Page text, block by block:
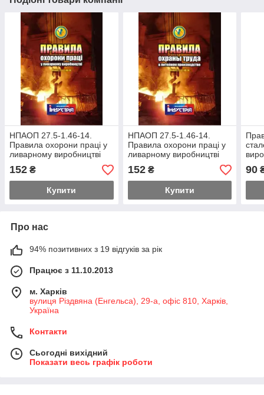
НПАОП 27.5-1.46-14.
Правила охорони праці у
ливарному виробництві
152 ₴
Купити
НПАОП 27.5-1.46-14.
Правила охорони праці у
ливарному виробництві
(рос. мова)
152₴
Купити
90
Про нас
94% позитивних з 19 відгуків за рік
Працює з 11.10.2013
м. Харків
вулиця Різдвяна (Енгельса), 29-а, офіс 810, Харків,
Україна
Контакти
Сьогодні вихідний
Показати весь графік роботи